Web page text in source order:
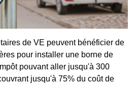
de VE peuvent bénéficier de
pour installer une borne de
pouvant aller jusqu'à 300
jusqu'à 75% du coût de